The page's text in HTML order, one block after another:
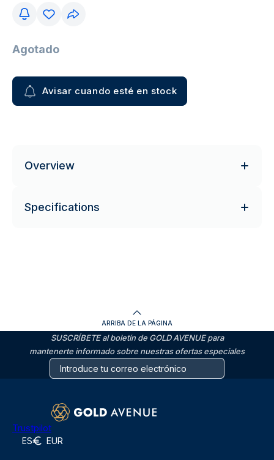
Agotado
Avisar cuando esté en stock
Overview
Specifications
ARRIBA DE LA PÁGINA
SUSCRÍBETE al boletín de GOLD AVENUE para
mantenerte informado sobre nuestras ofertas especiales
Trustpilot
ES EUR